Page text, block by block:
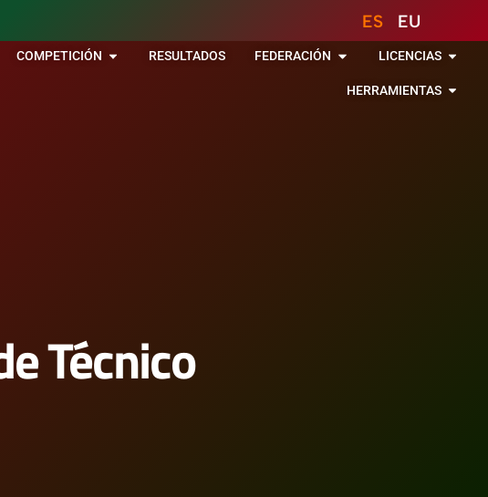
ES EU
COMPETICIÓN RESULTADOS FEDERACIÓN LICENCIAS
HERRAMIENTAS
Técnico